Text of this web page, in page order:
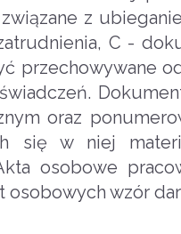
z
C -
przechowywane
oraz
się w niej
osobowe
osobowych wzór